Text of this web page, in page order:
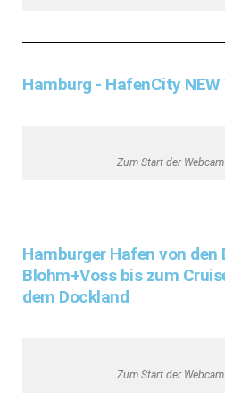
Hamburg - HafenCity NEW
Zum Start der
Hamburger Hafen von den
Blohm+Voss bis zum
dem Dockland
Zum Start der